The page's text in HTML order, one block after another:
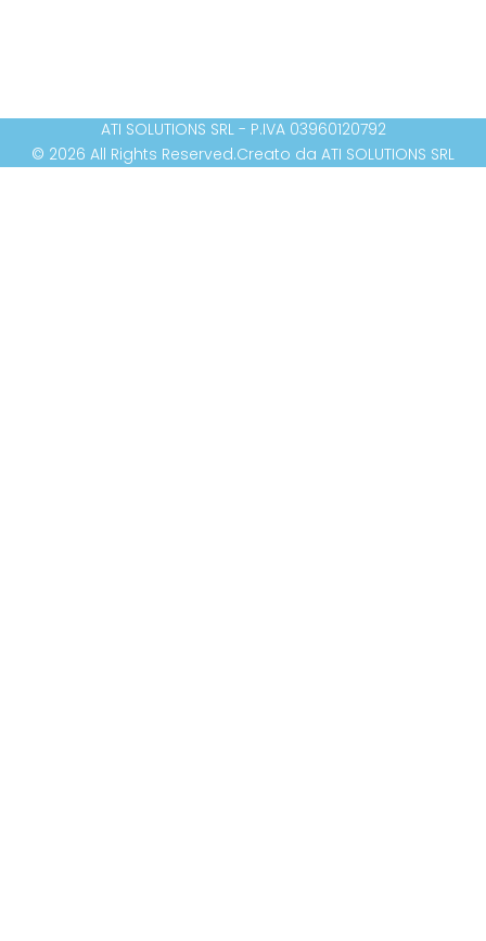
ATI SOLUTIONS SRL - P.IVA 03960120792
© 2026 All Rights Reserved.Creato da ATI SOLUTIONS SRL